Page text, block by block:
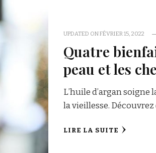
UPDATED ONFÉVRIER 15, 2022
Quatre
peau et les
L’huile d’argan
la vieillesse.
LIRE LA SUITE